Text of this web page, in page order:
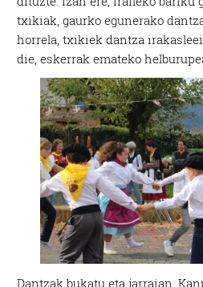
txikiak, gaurko egunerako
horrela, txikiek dantza
die, eskerrak emateko
Dantzak bukatu eta jarraian,